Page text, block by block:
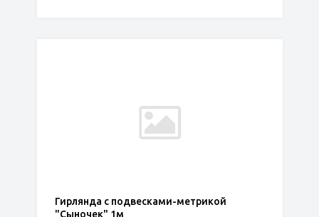
Гирлянда с подвесками-метрикой
"Сыночек" 1м